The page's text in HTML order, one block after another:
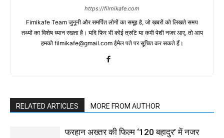
https://filmikafe.com
Fimikafe Team जुनूनी और समर्पित लोगों का समूह है, जो ख़बरों को लिखते समय
तथ्‍यों का विशेष ध्‍यान रखता है। यदि फिर भी कोई त्रुटि या कमी पेशी नजर आए, तो आप
हमको filmikafe@gmail.com ईमेल पते पर सूचित कर सकते हैं।
RELATED ARTICLES MORE FROM AUTHOR
फरहान अख्तर की फिल्म ‘120 बहादुर’ में नजर